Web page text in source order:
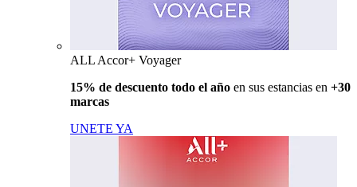
ALL Accor+ Voyager
15% de descuento todo el año en sus estancias en +30
marcas
UNETE YA